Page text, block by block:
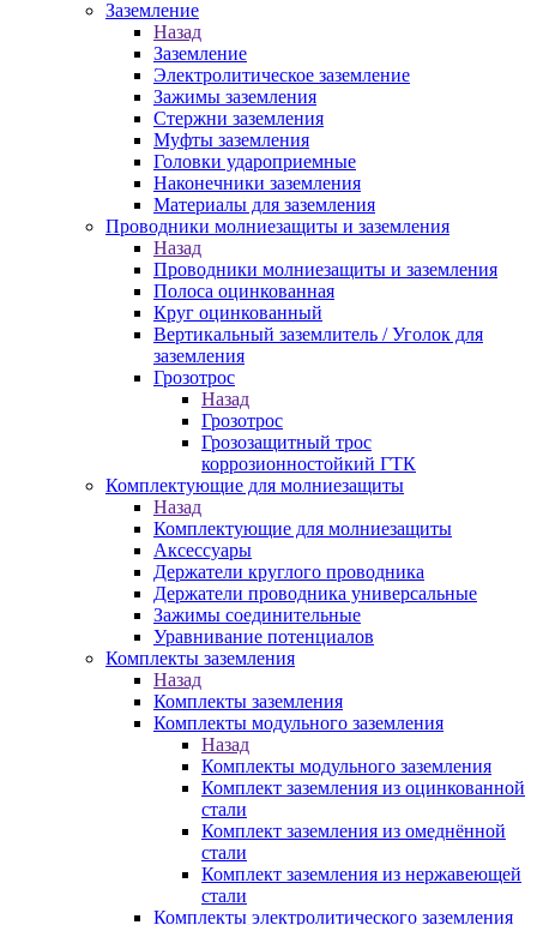
Заземление
Назад
Заземление
Электролитическое заземление
Зажимы заземления
Стержни заземления
Муфты заземления
Головки удароприемные
Наконечники заземления
Материалы для заземления
Проводники молниезащиты и заземления
Назад
Проводники молниезащиты и заземления
Полоса оцинкованная
Круг оцинкованный
Вертикальный заземлитель / Уголок для
заземления
Грозотрос
Назад
Грозотрос
Грозозащитный трос
коррозионностойкий ГТК
Комплектующие для молниезащиты
Назад
Комплектующие для молниезащиты
Аксессуары
Держатели круглого проводника
Держатели проводника универсальные
Зажимы соединительные
Уравнивание потенциалов
Комплекты заземления
Назад
Комплекты заземления
Комплекты модульного заземления
Назад
Комплекты модульного заземления
Комплект заземления из оцинкованной
стали
Комплект заземления из омеднённой
стали
Комплект заземления из нержавеющей
стали
Комплекты электролитического заземления